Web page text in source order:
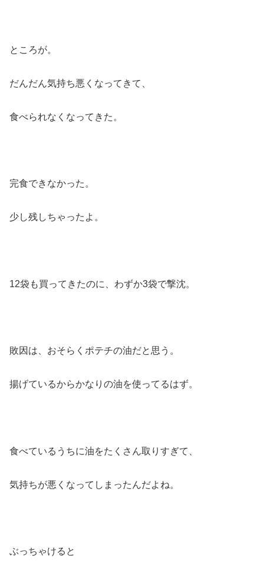
ところが。
だんだん気持ち悪くなってきて、
食べられなくなってきた。
完食できなかった。
少し残しちゃったよ。
12袋も買ってきたのに、わずか3袋で撃沈。
敗因は、おそらくポテチの油だと思う。
揚げているからかなりの油を使ってるはず。
食べているうちに油をたくさん取りすぎて、
気持ちが悪くなってしまったんだよね。
ぶっちゃけると